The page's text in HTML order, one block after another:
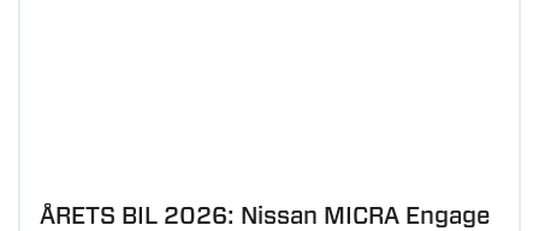
ÅRETS BIL 2026: Nissan MICRA Engage